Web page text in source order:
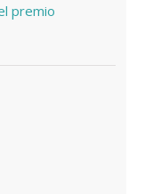
premio